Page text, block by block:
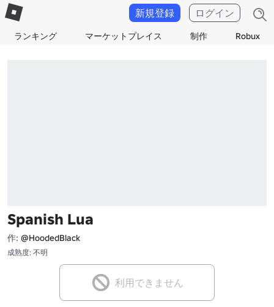
ランキング マーケットプレイス 制作 Robux
新規登録 ログイン
Spanish Lua
作: @HoodedBlack
成熟度: 不明
利用できません